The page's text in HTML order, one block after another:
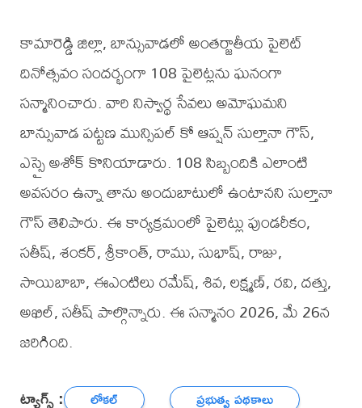
కామారెడ్డి జిల్లా, బాన్సువాడలో అంతర్జాతీయ పైలెట్
దినోత్సవం సందర్భంగా 108 పైలెట్లను ఘనంగా
సన్మానించారు. వారి నిస్వార్థ సేవలు అమోఘమని
బాన్సువాడ పట్టణ మున్సిపల్ కో ఆప్షన్ సుల్తానా గౌస్,
ఎస్సై అశోక్ కొనియాడారు. 108 సిబ్బందికి ఎలాంటి
అవసరం ఉన్నా తాను అందుబాటులో ఉంటానని సుల్తానా
గౌస్ తెలిపారు. ఈ కార్యక్రమంలో పైలెట్లు పుండరీకం,
సతీష్, శంకర్, శ్రీకాంత్, రాము, సుభాష్, రాజు,
సాయిబాబా, ఈఎంటిలు రమేష్, శివ, లక్ష్మణ్, రవి, దత్తు,
అఖిల్, సతీష్ పాల్గొన్నారు. ఈ సన్మానం 2026, మే 26న
జరిగింది.
ట్యాగ్స్ : లోకల్ ప్రభుత్వ పథకాలు